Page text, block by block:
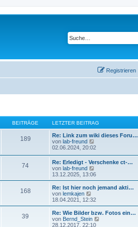
Registrieren
BEITRÄGE LETZTER BEITRAG
189
Re: Link zum wiki dieses Foru…
von lab-freund
e
s
t
e
r
B
i
t
r
a
02.06.2024, 20:02
74
Re: Erledigt - Verschenke ct-…
von lab-freund
e
u
e
s
t
B
e
13.12.2025, 13:06
168
Re: Ist hier noch jemand akti…
von lemkajen
e
u
e
s
t
18.04.2021, 12:32
39
Re: Wie Bilder bzw. Fotos ein…
von Bernd_Stein
28.12.2017, 22:10